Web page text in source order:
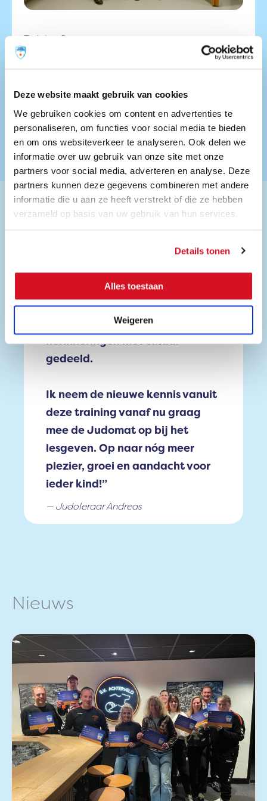
Deze website maakt gebruik van cookies
We gebruiken cookies om content en advertenties te
personaliseren, om functies voor social media te bieden
en om ons websiteverkeer te analyseren. Ook delen we
informatie over uw gebruik van onze site met onze
partners voor social media, adverteren en analyse. Deze
partners kunnen deze gegevens combineren met andere
informatie die u aan ze heeft verstrekt of die ze hebben
verzameld op basis van uw gebruik van hun services.
Details tonen
Alles toestaan
Weigeren
Training 2
Aandacht voor ieder kind
daarmee om kan gaan.
Meer informatie Training organiseren
“We hebben zeer inspirerende en
leerzame gesprekken met elkaar
gehad. Op sommige momenten
hebben de deelnemers
kwetsbare en emotionele
herinneringen met elkaar
gedeeld.
Ik neem de nieuwe kennis vanuit
deze training vanaf nu graag
mee de Judomat op bij het
lesgeven. Op naar nóg meer
plezier, groei en aandacht voor
ieder kind!”
Judoleraar Andreas
Nieuws